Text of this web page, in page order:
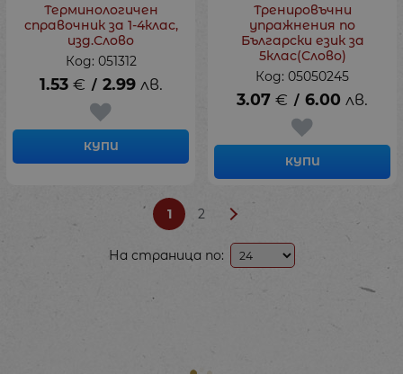
Терминологичен
справочник за 1-4клас,
изд.Слово
Код: 051312
1.53 € / 2.99 лв.
КУПИ
Тренировъчни
упражнения по
Български език за
5клас(Слово)
Код: 05050245
3.07 € / 6.00 лв.
КУПИ
1 2
На страница по: